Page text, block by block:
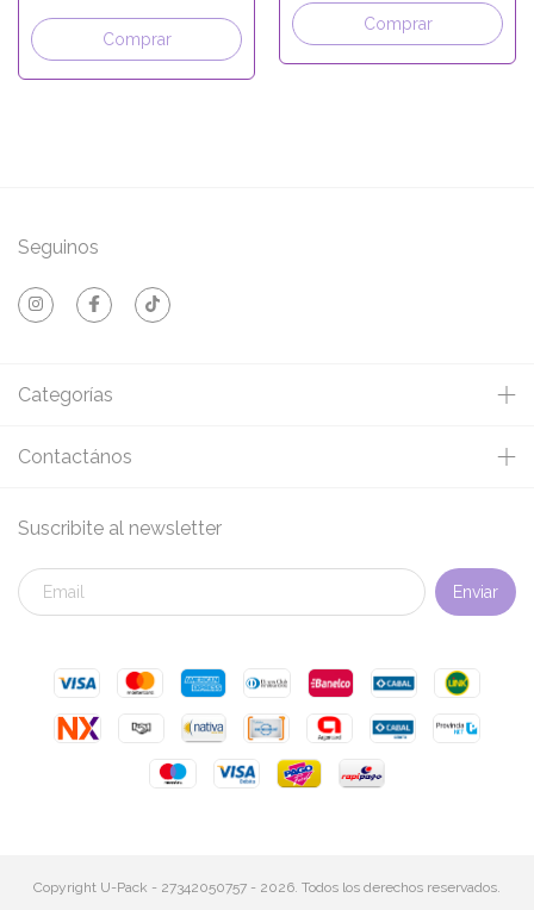
Comprar
Comprar
Seguinos
Categorías
Contactános
Suscribite al newsletter
Copyright U-Pack - 27342050757 - 2026. Todos los derechos reservados.